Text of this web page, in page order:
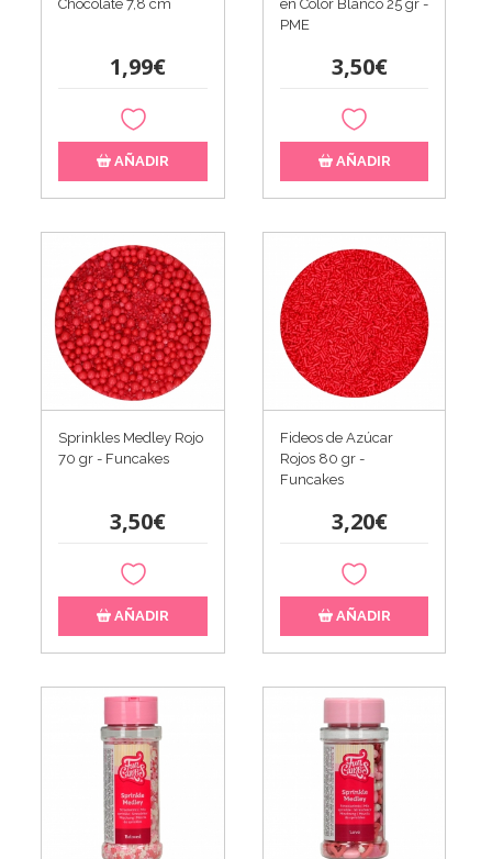
Chocolate 7,8 cm
1,99€
AÑADIR
en Color Blanco 25 gr -
PME
3,50€
AÑADIR
Sprinkles Medley Rojo
70 gr - Funcakes
3,50€
AÑADIR
Fideos de Azúcar
Rojos 80 gr -
Funcakes
3,20€
AÑADIR